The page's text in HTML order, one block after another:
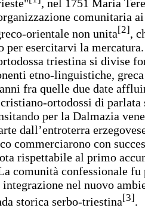
, nel 1751 Maria
comunitaria
orientale non unita[2],
per esercitarvi la
triestina si divise
etno-linguistiche,
fra quelle due date
ortodossi di
per la Dalmazia
dall’entroterra
commerciarono con
rispettabile al primo
comunità confessionale
nel nuovo
storica serbo-triestina[3].